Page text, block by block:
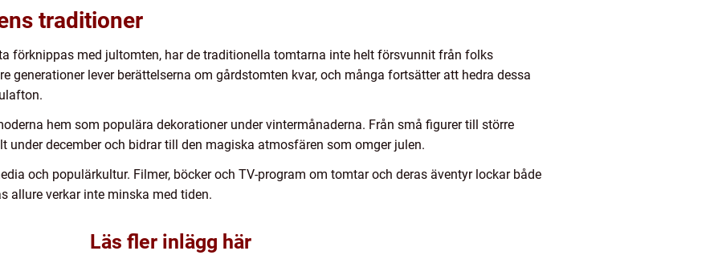
traditioner
förknippas med jultomten, har de traditionella tomtarna inte helt försvunnit från folks
generationer lever berättelserna om gårdstomten kvar, och många fortsätter att hedra dessa
hem som populära dekorationer under vintermånaderna. Från små figurer till större
under december och bidrar till den magiska atmosfären som omger julen.
och populärkultur. Filmer, böcker och TV-program om tomtar och deras äventyr lockar både
allure verkar inte minska med tiden.
Läs fler inlägg här